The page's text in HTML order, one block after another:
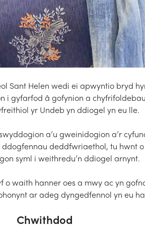
Sant Helen wedi ei apwyntio bryd
i gyfarfod â gofynion a
yr Undeb yn ddiogel yn eu lle.
a’u gweinidogion a’r
deddfwriaethol, tu hwnt
syml i weithredu’n ddiogel arnynt.
o waith hanner oes a mwy ac yn
ar adeg dyngedfennol yn eu
Chwithdod